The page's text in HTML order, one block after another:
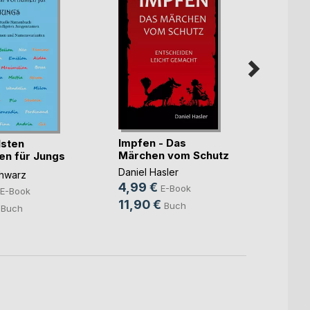
für Jungs
E-Book
Buch
Impfen - Das
Märchen vom Schutz
Daniel Hasler
4,99 € E-Book
11,90 € Buch